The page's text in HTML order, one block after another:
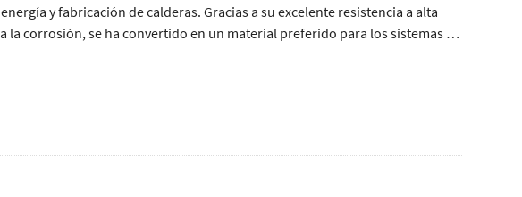
y fabricación de calderas. Gracias a su excelente resistencia a alta
corrosión, se ha convertido en un material preferido para los sistemas de
utilizando técnicas de soldadura avanzada, mejora la eficiencia